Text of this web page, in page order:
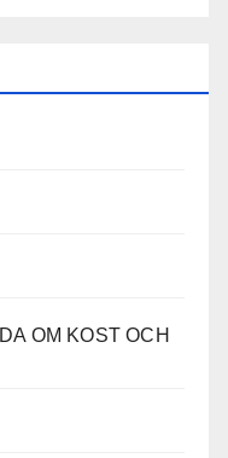
OM KOST OCH